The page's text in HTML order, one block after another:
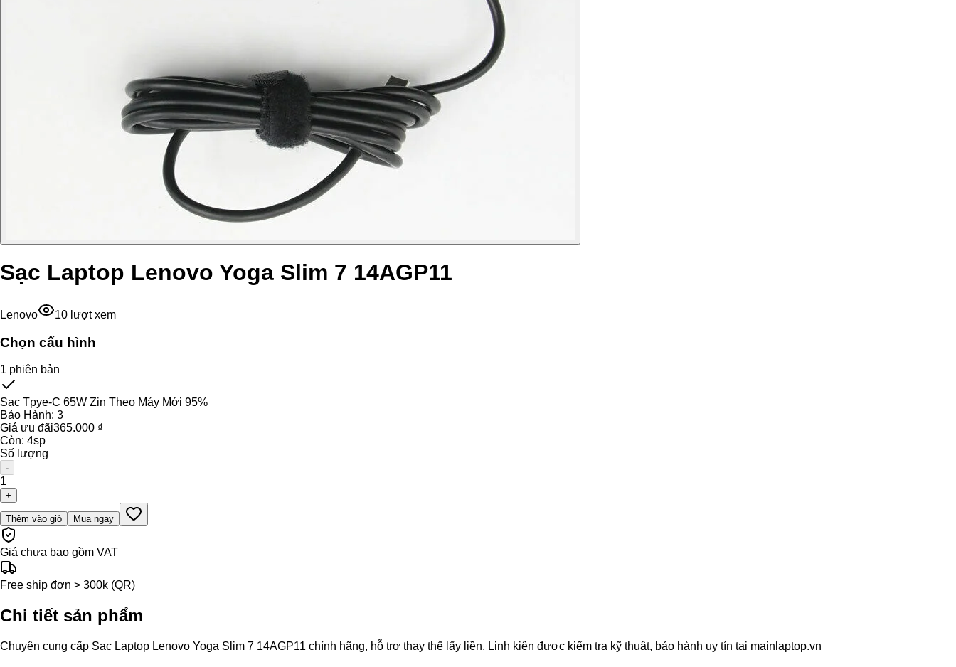
Sạc Laptop Lenovo Yoga Slim 7 14AGP11
Lenovo 10 lượt xem
Chọn cấu hình
1 phiên bản
Sạc Tpye-C 65W Zin Theo Máy Mới 95%
Bảo Hành: 3
Giá ưu đãi365.000 ₫
Còn: 4sp
Số lượng
-
1
+
Thêm vào giỏ Mua ngay
Giá chưa bao gồm VAT
Free ship đơn > 300k (QR)
Chi tiết sản phẩm
Chuyên cung cấp Sạc Laptop Lenovo Yoga Slim 7 14AGP11 chính hãng, hỗ trợ thay thế lấy liền. Linh kiện được kiểm tra kỹ thuật, bảo hành uy tín tại mainlaptop.vn